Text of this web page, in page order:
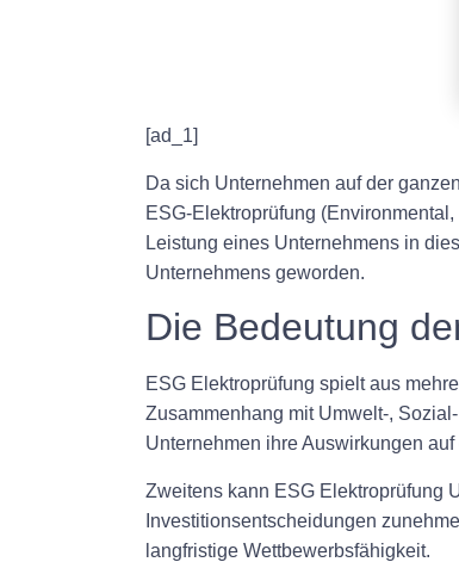
[ad_1]
Da sich Unternehmen auf der
ESG-Elektroprüfung
Leistung eines Unternehmens in
Unternehmens geworden.
Die Bedeutung
ESG Elektroprüfung spielt aus
Zusammenhang mit Umwelt-,
Unternehmen ihre Auswirkungen
Zweitens kann ESG Elektroprüfung
Investitionsentscheidungen
langfristige Wettbewerbsfähigkeit.